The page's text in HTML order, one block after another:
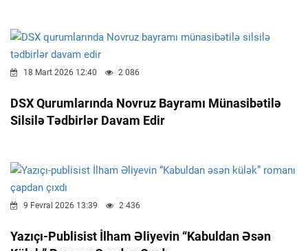
18 Mart 2026 12:40 2 086
DSX Qurumlarında Novruz Bayramı Münasibətilə
Silsilə Tədbirlər Davam Edir
9 Fevral 2026 13:39 2 436
Yazıçı-Publisist İlham Əliyevin “Kabuldan Əsən